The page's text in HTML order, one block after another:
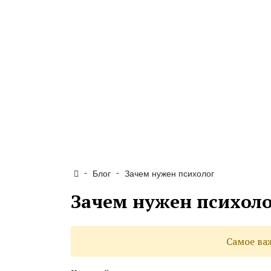
Надежда на счастье ребенка
- Блог - Зачем нужен психолог
Зачем нужен
Самое